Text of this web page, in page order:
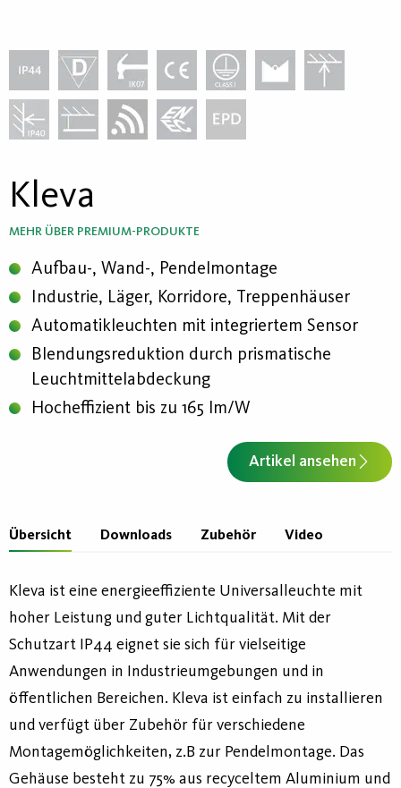
Kleva
MEHR ÜBER PREMIUM-PRODUKTE
Aufbau-, Wand-, Pendelmontage
Industrie, Läger, Korridore, Treppenhäuser
Automatikleuchten mit integriertem Sensor
Blendungsreduktion durch prismatische
Leuchtmittelabdeckung
Hocheffizient bis zu 165 lm/W
Artikel ansehen
Übersicht Downloads Zubehör Video
Kleva ist eine energieeffiziente Universalleuchte mit
hoher Leistung und guter Lichtqualität. Mit der
Schutzart IP44 eignet sie sich für vielseitige
Anwendungen in Industrieumgebungen und in
öffentlichen Bereichen. Kleva ist einfach zu installieren
und verfügt über Zubehör für verschiedene
Montagemöglichkeiten, z.B zur Pendelmontage. Das
Gehäuse besteht zu 75% aus recyceltem Aluminium und